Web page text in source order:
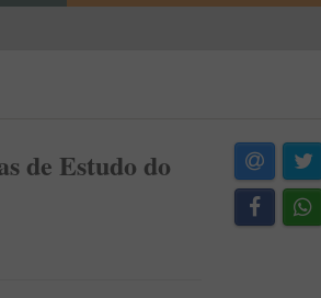
Cine-Teatro de Estarreja
Casa-Museu Solheiro Madureira
de Estudo do